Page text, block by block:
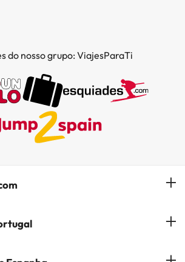
do nosso grupo: ViajesParaTi